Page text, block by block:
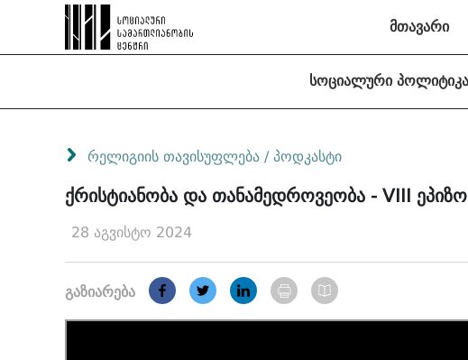
მთავარი
სოციალური პოლიტიკა
რელიგიის თავისუფლება / პოდკასტი
ქრისტიანობა და თანამედროვეობა - VIII
28 აგვისტო 2024
გაზიარება